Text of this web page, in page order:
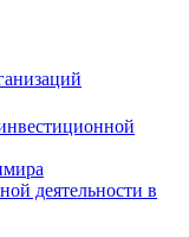
деятельности в